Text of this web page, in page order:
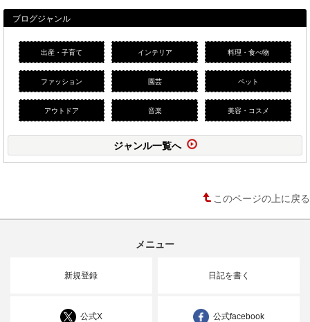
ブログジャンル
出産・子育て インテリア 料理・食べ物
ファッション 園芸 ペット
アウトドア 音楽 美容・コスメ
ジャンル一覧へ
このページの上に戻る
メニュー
新規登録 日記を書く
公式X 公式facebook